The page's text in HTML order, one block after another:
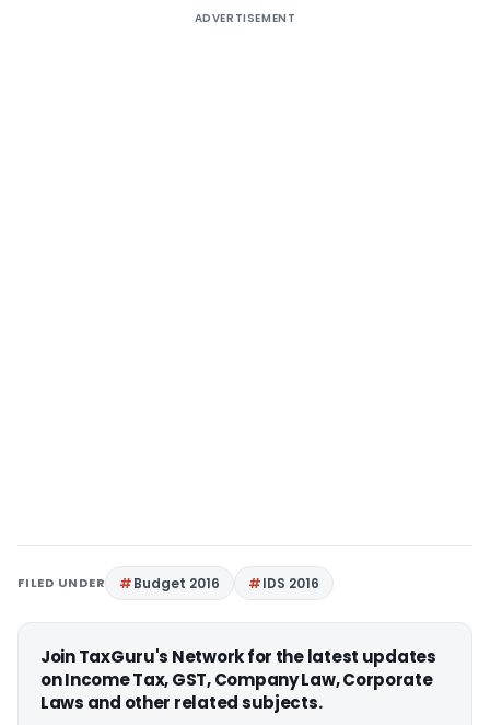
ADVERTISEMENT
FILED UNDER Budget 2016 IDS 2016
Join TaxGuru's Network for the latest updates
on Income Tax, GST, Company Law, Corporate
Laws and other related subjects.